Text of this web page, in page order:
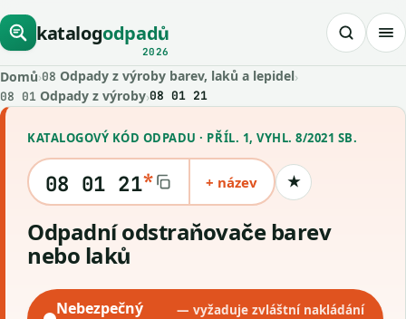
katalogodpadů
2026
Domů›08 Odpady z výroby barev, laků a lepidel›
08 01 Odpady z výroby›08 01 21
KATALOGOVÝ KÓD ODPADU · PŘÍL. 1, VYHL. 8/2021 SB.
08 01 21* + název ★Uložit kód
Odpadní odstraňovače barev
nebo laků
Nebezpečný
— vyžaduje zvláštní nakládání